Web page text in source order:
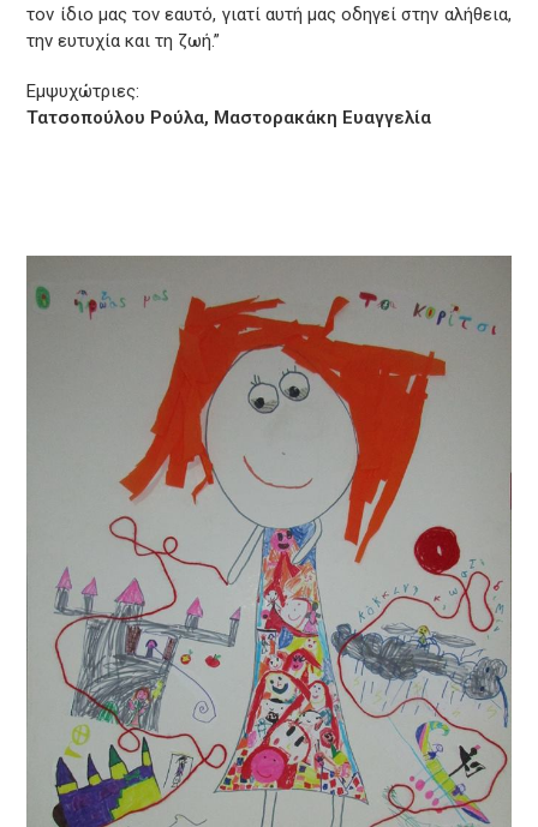
τον ίδιο μας τον εαυτό, γιατί αυτή μας οδηγεί στην αλήθεια,
την ευτυχία και τη ζωή.”
Εμψυχώτριες:
Τατσοπούλου Ρούλα, Μαστορακάκη Ευαγγελία